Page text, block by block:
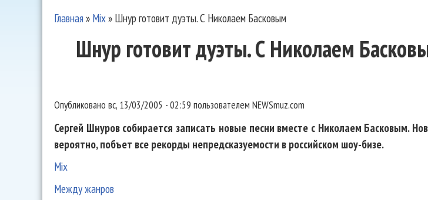
Главная» Mix» Шнур готовит дуэты. С Николаем Басковым
Шнур готовит дуэты. С Николаем
Опубликовано вс, 13/03/2005 - 02:59 пользователем NEWSmuz.com
Сергей Шнуров собирается записать новые песни вместе с Николаем Басковым.
вероятно, побъет все рекорды непредсказуемости в российском шоу-бизе.
Mix
Между жанров